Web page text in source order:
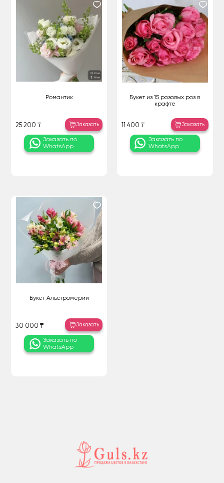
Романтик
25 200 ₸ Заказать
Заказать по
WhatsApp
Букет из 15 розовых роз в
крафте
11 400 ₸ Заказать
Заказать по
WhatsApp
Букет Альстромерии
30 000 ₸ Заказать
Заказать по
WhatsApp